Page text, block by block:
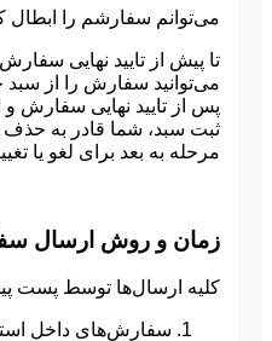
می‌‏توانم سفارشم را ابطال
تا پیش از تایید نهایی
می‌توانید سفارش را از سبد
پس از تایید نهایی سفارش
ثبت سبد، شما قادر به حذف
مرحله به بعد برای لغو یا
زمان و روش ارسال
کلیه ارسال‌ها توسط پست
سفارش‌های داخل